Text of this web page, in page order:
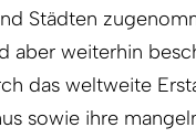
Städten
aber weiterhin
das weltweite
sowie ihre